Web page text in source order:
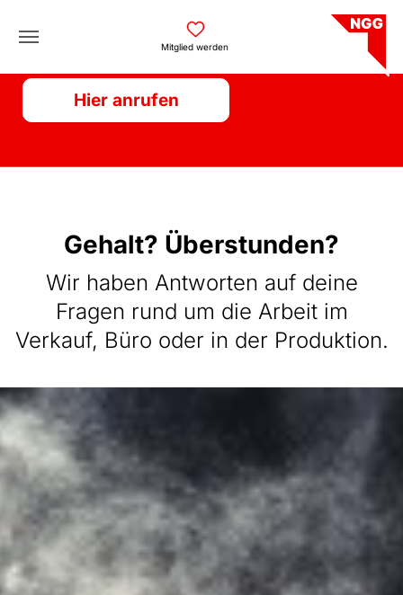
Mitglied werden
BÄCKER-HOTLINE
BÄCKER-HOTLINE
Hier anrufen
Gehalt? Überstunden?
Wir haben Antworten auf deine
Fragen rund um die Arbeit im
Verkauf, Büro oder in der Produktion.